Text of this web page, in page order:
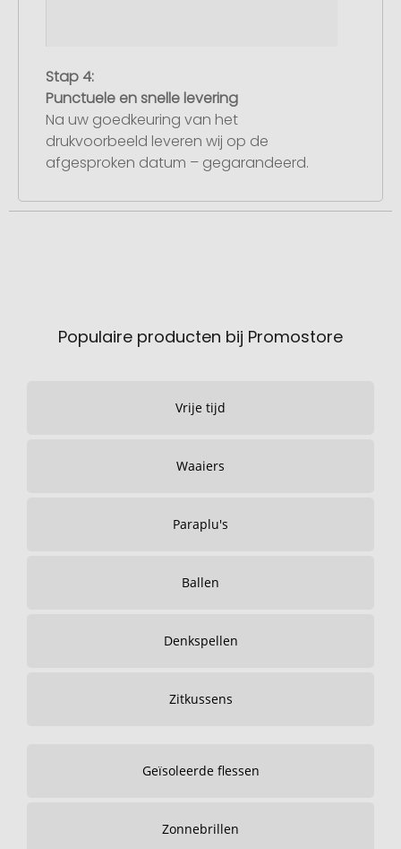
Stap 4:
Punctuele en snelle levering
Na uw goedkeuring van het
drukvoorbeeld leveren wij op de
afgesproken datum – gegarandeerd.
Populaire producten bij Promostore
Vrije tijd
Waaiers
Paraplu's
Ballen
Denkspellen
Zitkussens
Geïsoleerde flessen
Zonnebrillen